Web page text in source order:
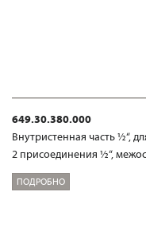
649.30.380.000
Внутристенная часть ½“,
2 присоединения ½“,
ПОДРОБНО